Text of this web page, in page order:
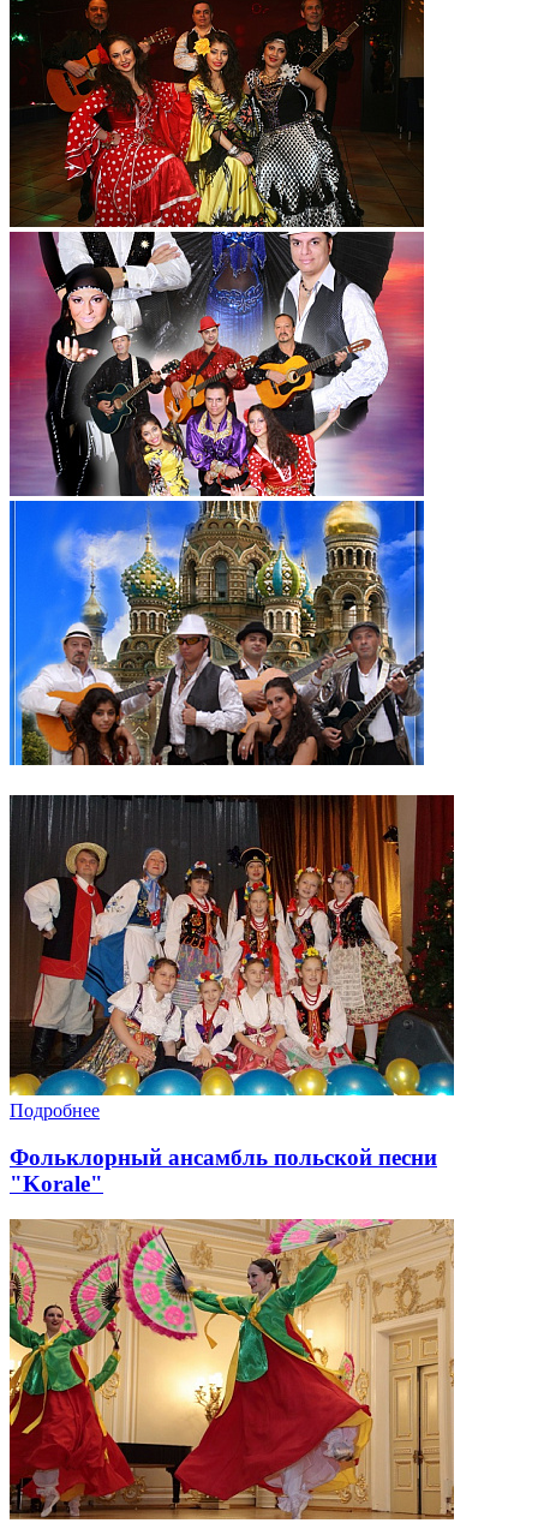
Подробнее
Фольклорный ансамбль польской песни
"Korale"